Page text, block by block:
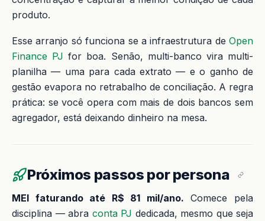
produto.
Esse arranjo só funciona se a infraestrutura de Open
Finance PJ for boa. Senão, multi-banco vira multi-
planilha — uma para cada extrato — e o ganho de
gestão evapora no retrabalho de conciliação. A regra
prática: se você opera com mais de dois bancos sem
agregador, está deixando dinheiro na mesa.
Próximos passos por persona
MEI faturando até R$ 81 mil/ano. Comece pela
disciplina — abra conta PJ dedicada, mesmo que seja